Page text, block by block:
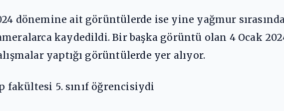
dönemine ait görüntülerde ise yine yağmur
kaydedildi. Bir başka görüntü olan 4 Ocak
yaptığı görüntülerde yer alıyor.
fakültesi 5. sınıf öğrencisiydi